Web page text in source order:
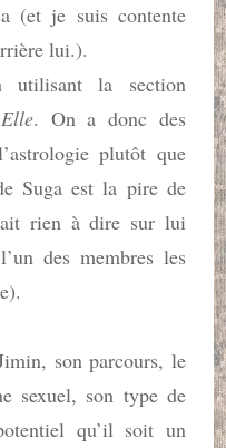
(et je suis contente
lui.).
utilisant la section
Elle. On a donc des
plutôt que
Suga est la pire de
rien à dire sur lui
des membres les
son parcours, le
sexuel, son type de
qu’il soit un